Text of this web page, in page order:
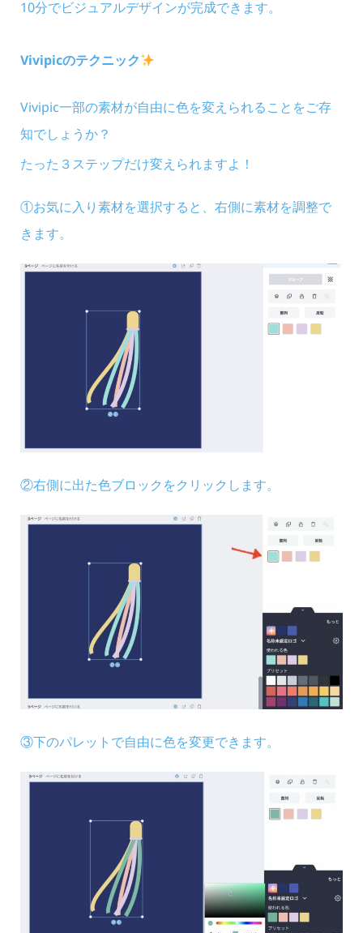
10分でビジュアルデザインが完成できます。
Vivipicのテクニック
Vivipic一部の素材が自由に色を変えられることをご存
知でしょうか？
たった３ステップだけ変えられますよ！
①お気に入り素材を選択すると、右側に素材を調整で
きます。
②右側に出た色ブロックをクリックします。
③下のパレットで自由に色を変更できます。